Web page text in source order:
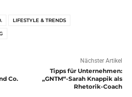
LIFESTYLE & TRENDS
Co.
Nächster Artikel
Tipps für Unternehmen:
„GNTM“-Sarah Knappik als
Rhetorik-Coach